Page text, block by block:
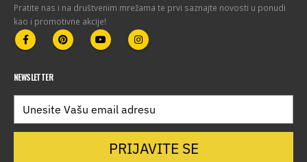
Pratite nas i na društvenim mrežama te prvi saznajte novosti u ponudi
kao i promotivne akcije!
NEWSLETTER
PRIJAVITE SE